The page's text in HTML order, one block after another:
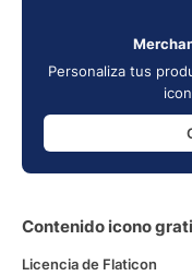
Personaliza tus
Contenido icono
Licencia de Flaticon